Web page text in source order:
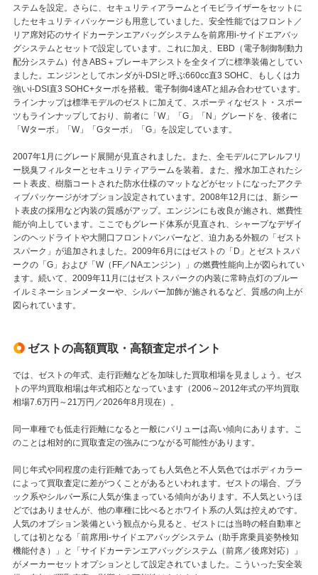
ステムを設定。さらに、セキュリティアラームとイモビライザーをセットに
したセキュリティパッケージも用意していました。安全性能ではフロント／
リア席対応のサイドカーテンエアバッグシステムを前席用i-サイドエアバッ
グシステムとセットで設定しています。これに加え、EBD（電子制御制動力
配分システム）付きABS＋ブレーキアシストを全タイプに標準装備としてい
ました。エンジンとしてホンダがi-DSIと呼ぶ660cc直3 SOHC、もしくは力
強いi-DSI直3 SOHC+ターボを搭載。電子制御4速ATと組み合わせています。
ラインナップは標準モデルのゼストに加えて、スポーティなゼスト・スポー
ツもラインナップしており、前者に「W」「G」「N」グレードを、後者に
「Wターボ」「W」「Gターボ」「G」を設定しています。
2007年1月にグレード展開が見直されました。また、全モデルにアレルフリ
ー脱臭フィルターとセキュリティアラームを装着。また、撥水加工されたシ
ート表皮、樹脂コートされた防水仕様のマットなどがセットになったアクテ
ィブパッケージがオプション設定されています。2008年12月には、新シー
ト表皮の採用など内装の質感がアップ。エンジンにも改良が施され、燃費性
能が向上しています。ここでもグレード体系が見直され、シャープなデザイ
ンのヘッドライトや大開口フロントバンパーなど、迫力ある外観の「ゼスト
スパーク」が追加されました。2009年6月にはゼストの「D」とゼストスパ
ークの「G」および「W（FF／NAエンジン）」の燃費性能向上が図られてい
ます。続いて、2009年11月にはゼストスパークの内装に常時点灯のブルー
イルミネーションメーターや、シルバー加飾が施されるなど、質感の向上が
図られています。
ゼストの高額買取・高額査定ポイント
では、ゼストの年式、走行距離などを加味した買取相場を見ましょう。ゼス
トの平均買取相場は年式相応となっています（2006～2012年式の平均買取
相場7.6万円～21万円／2026年8月現在）。
同一車種でも低走行距離になると一般にバリューは高い傾向にあります。こ
のことは相対的に買取査定の強みにつながる可能性があります。
同じ年式や同程度の走行距離であっても人気色と不人気色ではボディカラー
によって買取査定に差がつくことがあるといわれます。ゼストの場合、ブラ
ック系やシルバー系に人気が集まっている傾向があります。不人気というほ
どではありませんが、他の車種に比べるとホワイト系の人気は控えめです。
人気のオプション装備という観点から見ると、ゼストには当時の軽自動車と
しては初となる「前席用i-サイドエアバッグシステム（助手席乗員姿勢検知
機能付き）」と「サイドカーテンエアバッグシステム（前席／後席対応）」
がメーカーセットオプションとして設定されていました。こういった安全装